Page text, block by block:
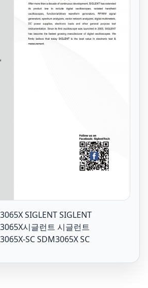
SIGLENT SIGLENT
시글런트 시글런트
SC SDM3065X SC